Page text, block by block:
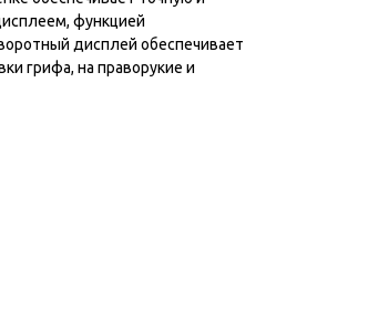
функцией
дисплей обеспечивает
грифа, на праворукие и